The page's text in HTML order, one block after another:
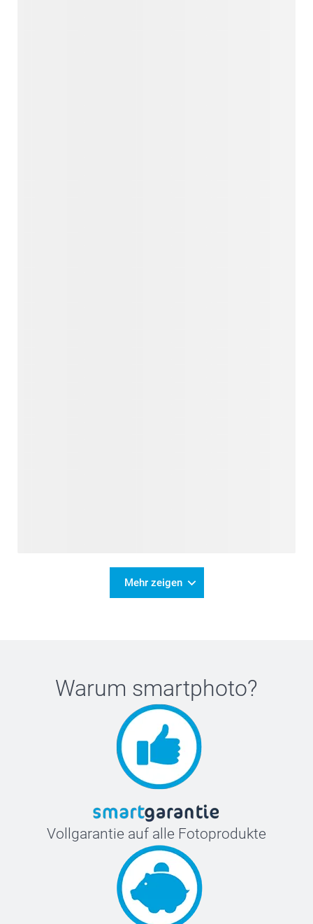
Mehr zeigen
Warum smartphoto?
Vollgarantie auf alle Fotoprodukte